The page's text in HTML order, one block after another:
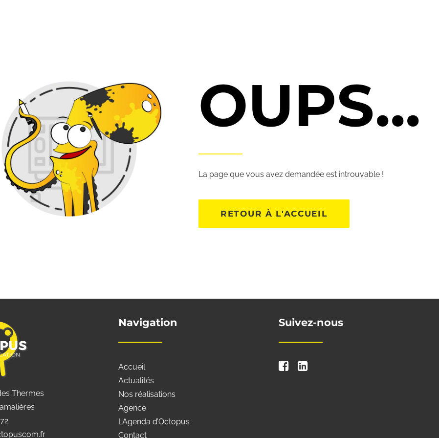
OUPS...
La page que vous avez demandée est introuvable !
RETOUR À L'ACCUEIL
Thermes
Navigation
Accueil
Actualités
Nos réalisations
Agence
L’Agenda d’Octopus
Contact
Suivez-nous